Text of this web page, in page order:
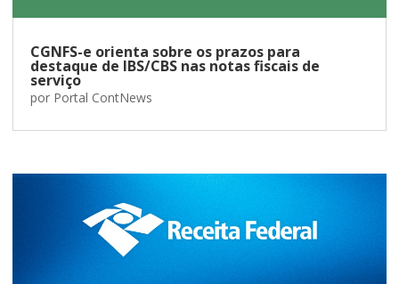
CGNFS-e orienta sobre os prazos para
destaque de IBS/CBS nas notas fiscais de
serviço
por Portal ContNews